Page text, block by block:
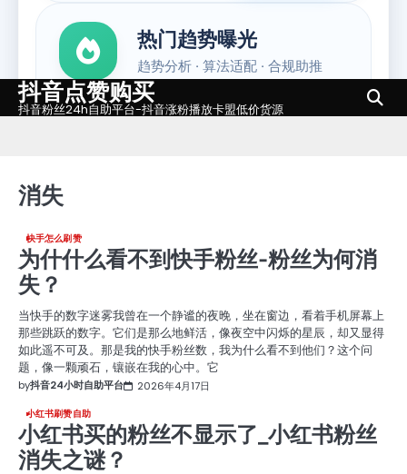
Skip抖音点赞购买
抖音粉丝24h自助平台-抖音涨粉播放卡盟低价货源
消失
快手怎么刷赞
为什什么看不到快手粉丝-粉丝为何消
失？
当快手的数字迷雾我曾在一个静谧的夜晚，坐在窗边，看着手机屏幕上
那些跳跃的数字。它们是那么地鲜活，像夜空中闪烁的星辰，却又显得
如此遥不可及。那是我的快手粉丝数，我为什么看不到他们？这个问
题，像一颗顽石，镶嵌在我的心中。它
by抖音24小时自助平台 2026年4月17日
小红书刷赞自助
小红书买的粉丝不显示了_小红书粉丝
消失之谜？